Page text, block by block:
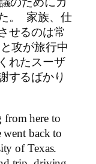
のためにガ
。 家族、仕
せるのは常
攻が旅行中
れたスーザ
するばかり
from here to
went back to
of Texas.